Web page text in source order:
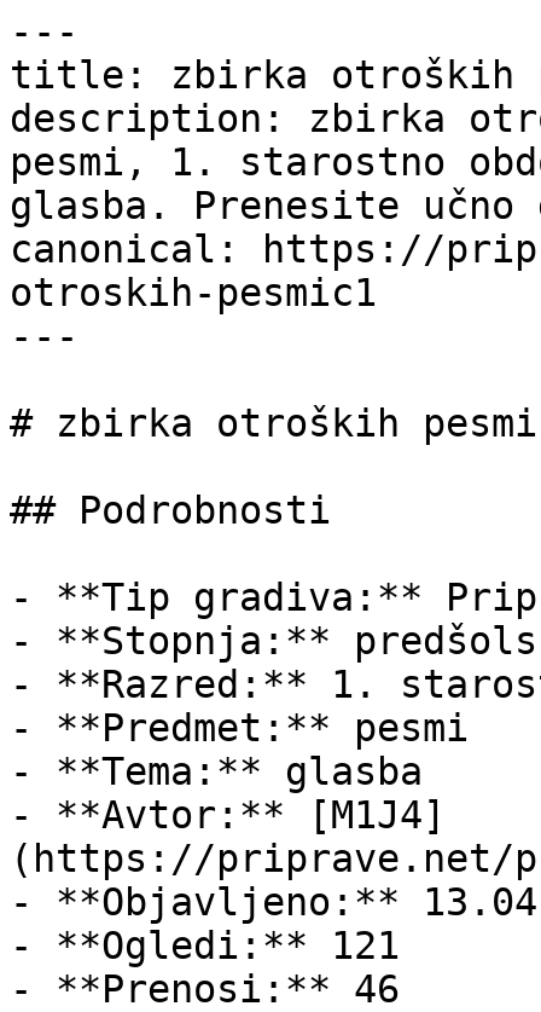
---
title: zbirka otroških
description: zbirka
pesmi, 1. starostno
glasba. Prenesite
canonical: https://
otroskih-pesmic1
---
# zbirka otroških
## Podrobnosti
- **Tip gradiva:**
- **Stopnja:**
- **Razred:** 1.
- **Predmet:** pesmi
- **Tema:** glasba
- **Avtor:** [M1J4]
(https://priprave.net/
- **Objavljeno:**
- **Ogledi:** 121
- **Prenosi:** 46